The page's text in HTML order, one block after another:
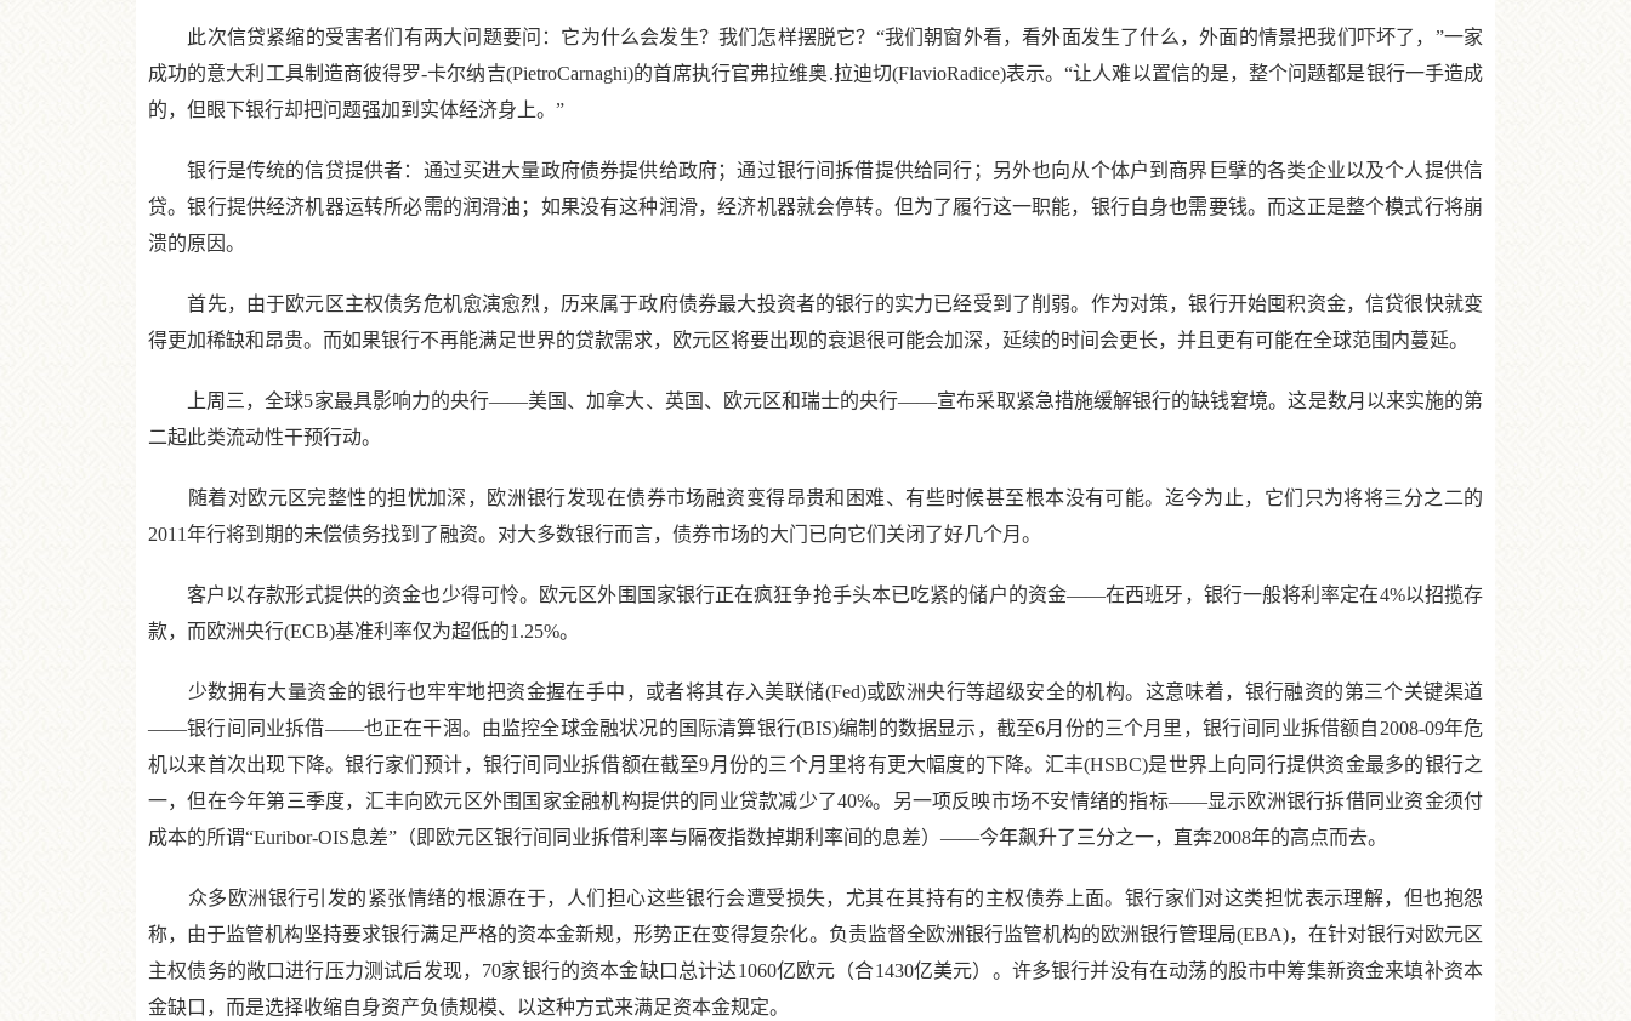
此次信贷紧缩的受害者们有两大问题要问：它为什么会发生？我们怎样摆脱它？“我们朝窗外看，看外面发生了什么，外面的情景把我们吓坏了，”一家
成功的意大利工具制造商彼得罗-卡尔纳吉(PietroCarnaghi)的首席执行官弗拉维奥.拉迪切(FlavioRadice)表示。“让人难以置信的是，整个问题都是银行一手造成
的，但眼下银行却把问题强加到实体经济身上。”
银行是传统的信贷提供者：通过买进大量政府债券提供给政府；通过银行间拆借提供给同行；另外也向从个体户到商界巨擘的各类企业以及个人提供信
贷。银行提供经济机器运转所必需的润滑油；如果没有这种润滑，经济机器就会停转。但为了履行这一职能，银行自身也需要钱。而这正是整个模式行将崩
溃的原因。
首先，由于欧元区主权债务危机愈演愈烈，历来属于政府债券最大投资者的银行的实力已经受到了削弱。作为对策，银行开始囤积资金，信贷很快就变
得更加稀缺和昂贵。而如果银行不再能满足世界的贷款需求，欧元区将要出现的衰退很可能会加深，延续的时间会更长，并且更有可能在全球范围内蔓延。
上周三，全球5家最具影响力的央行——美国、加拿大、英国、欧元区和瑞士的央行——宣布采取紧急措施缓解银行的缺钱窘境。这是数月以来实施的第
二起此类流动性干预行动。
随着对欧元区完整性的担忧加深，欧洲银行发现在债券市场融资变得昂贵和困难、有些时候甚至根本没有可能。迄今为止，它们只为将将三分之二的
2011年行将到期的未偿债务找到了融资。对大多数银行而言，债券市场的大门已向它们关闭了好几个月。
客户以存款形式提供的资金也少得可怜。欧元区外围国家银行正在疯狂争抢手头本已吃紧的储户的资金——在西班牙，银行一般将利率定在4%以招揽存
款，而欧洲央行(ECB)基准利率仅为超低的1.25%。
少数拥有大量资金的银行也牢牢地把资金握在手中，或者将其存入美联储(Fed)或欧洲央行等超级安全的机构。这意味着，银行融资的第三个关键渠道
——银行间同业拆借——也正在干涸。由监控全球金融状况的国际清算银行(BIS)编制的数据显示，截至6月份的三个月里，银行间同业拆借额自2008-09年危
机以来首次出现下降。银行家们预计，银行间同业拆借额在截至9月份的三个月里将有更大幅度的下降。汇丰(HSBC)是世界上向同行提供资金最多的银行之
一，但在今年第三季度，汇丰向欧元区外围国家金融机构提供的同业贷款减少了40%。另一项反映市场不安情绪的指标——显示欧洲银行拆借同业资金须付
成本的所谓“Euribor-OIS息差”（即欧元区银行间同业拆借利率与隔夜指数掉期利率间的息差）——今年飙升了三分之一，直奔2008年的高点而去。
众多欧洲银行引发的紧张情绪的根源在于，人们担心这些银行会遭受损失，尤其在其持有的主权债券上面。银行家们对这类担忧表示理解，但也抱怨
称，由于监管机构坚持要求银行满足严格的资本金新规，形势正在变得复杂化。负责监督全欧洲银行监管机构的欧洲银行管理局(EBA)，在针对银行对欧元区
主权债务的敞口进行压力测试后发现，70家银行的资本金缺口总计达1060亿欧元（合1430亿美元）。许多银行并没有在动荡的股市中筹集新资金来填补资本
金缺口，而是选择收缩自身资产负债规模、以这种方式来满足资本金规定。